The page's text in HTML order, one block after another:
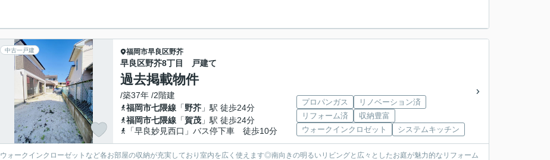
中古一戸建 福岡市早良区野芥
早良区野芥8丁目 戸建て
過去掲載物件
/築37年 /2階建
福岡市七隈線 「野芥 」駅 徒歩24分
福岡市七隈線 「賀茂 」駅 徒歩24分
「早良妙見西口」バス停下車 徒歩10分
プロパンガス
リノベーション済
リフォーム済
収納豊富
ウォークインクロゼット
システムキッチン
ウォークインクローゼットなど各お部屋の収納が充実しており室内を広く使えます◎南向きの明るいリビングと広々としたお庭が魅力的なリフォーム